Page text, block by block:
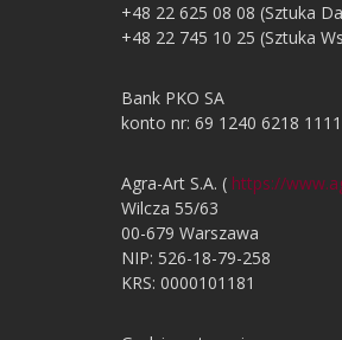
+48 22 625 08 08 (Sztuka
+48 22 745 10 25 (Sztuka
Bank PKO SA
konto nr: 69 1240 6218
Agra-Art S.A. ( https://
Wilcza 55/63
00-679 Warszawa
NIP: 526-18-79-258
KRS: 0000101181